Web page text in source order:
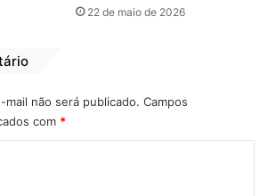
22 de maio de 2026
não será publicado. Campos
com *